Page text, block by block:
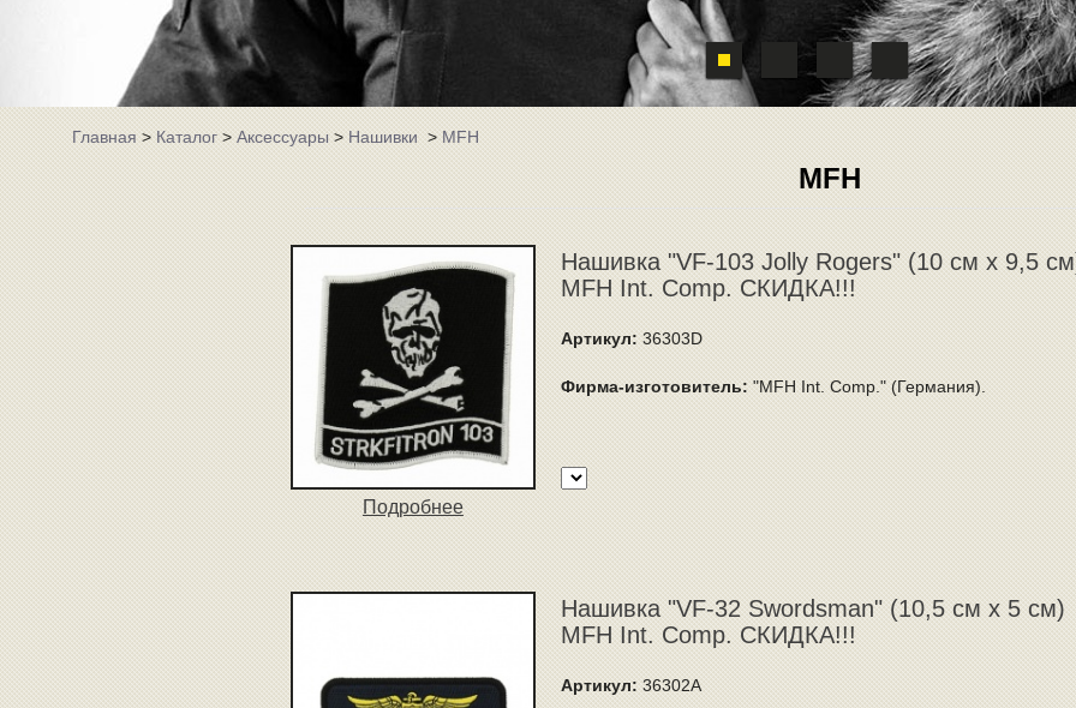
Главная>Каталог>Аксессуары>Нашивки>MFH
MFH
Подробнее
Нашивка "VF-103 Jolly Rogers" (10 см x 9,5
MFH Int. Comp. СКИДКА!!!
Артикул:36303D
Фирма-изготовитель:"MFH Int. Comp." (Германия).
Нашивка "VF-32 Swordsman" (10,5 см x 5 см)
MFH Int. Comp. СКИДКА!!!
Артикул:36302A